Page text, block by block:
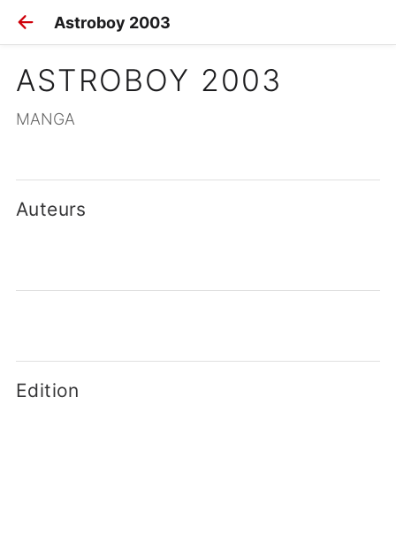
Astroboy 2003
ASTROBOY 2003
MANGA
Auteurs
Edition